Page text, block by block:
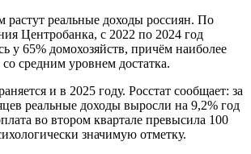
растут реальные доходы россиян. По
Центробанка, с 2022 по 2024 год
у 65% домохозяйств, причём наиболее
средним уровнем достатка.
и в 2025 году. Росстат сообщает: за
реальные доходы выросли на 9,2% год
во втором квартале превысила 100
значимую отметку.